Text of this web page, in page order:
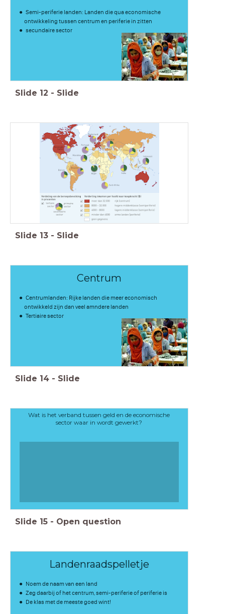
Semi-periferie landen: Landen die qua economische
ontwikkeling tussen centrum en periferie in zitten
secundaire sector
Slide 12 - Slide
Slide 13 - Slide
Centrum
Centrumlanden: Rijke landen die meer economisch
ontwikkeld zijn dan veel amndere landen
Tertiaire sector
Slide 14 - Slide
Wat is het verband tussen geld en de economische
sector waar in wordt gewerkt?
Slide 15 - Open question
Landenraadspelletje
Noem de naam van een land
Zeg daarbij of het centrum, semi-periferie of periferie is
De klas met de meeste goed wint!